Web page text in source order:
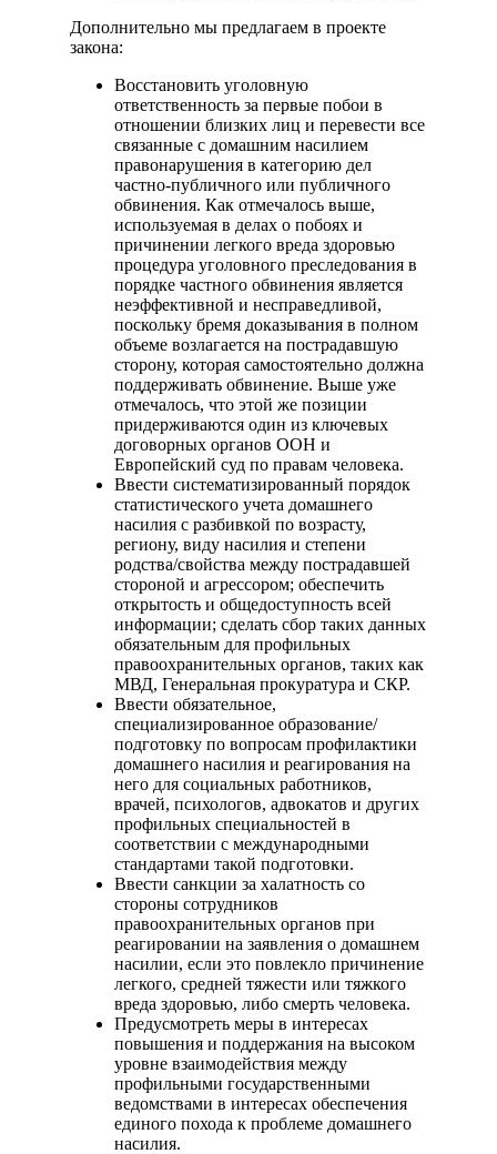
Дополнительно мы предлагаем в проекте
закона:
Восстановить уголовную
ответственность за первые побои в
отношении близких лиц и перевести все
связанные с домашним насилием
правонарушения в категорию дел
частно-публичного или публичного
обвинения. Как отмечалось выше,
используемая в делах о побоях и
причинении легкого вреда здоровью
процедура уголовного преследования в
порядке частного обвинения является
неэффективной и несправедливой,
поскольку бремя доказывания в полном
объеме возлагается на пострадавшую
сторону, которая самостоятельно должна
поддерживать обвинение. Выше уже
отмечалось, что этой же позиции
придерживаются один из ключевых
договорных органов ООН и
Европейский суд по правам человека.
Ввести систематизированный порядок
статистического учета домашнего
насилия с разбивкой по возрасту,
региону, виду насилия и степени
родства/свойства между пострадавшей
стороной и агрессором; обеспечить
открытость и общедоступность всей
информации; сделать сбор таких данных
обязательным для профильных
правоохранительных органов, таких как
МВД, Генеральная прокуратура и СКР.
Ввести обязательное,
специализированное образование/
подготовку по вопросам профилактики
домашнего насилия и реагирования на
него для социальных работников,
врачей, психологов, адвокатов и других
профильных специальностей в
соответствии с международными
стандартами такой подготовки.
Ввести санкции за халатность со
стороны сотрудников
правоохранительных органов при
реагировании на заявления о домашнем
насилии, если это повлекло причинение
легкого, средней тяжести или тяжкого
вреда здоровью, либо смерть человека.
Предусмотреть меры в интересах
повышения и поддержания на высоком
уровне взаимодействия между
профильными государственными
ведомствами в интересах обеспечения
единого похода к проблеме домашнего
насилия.